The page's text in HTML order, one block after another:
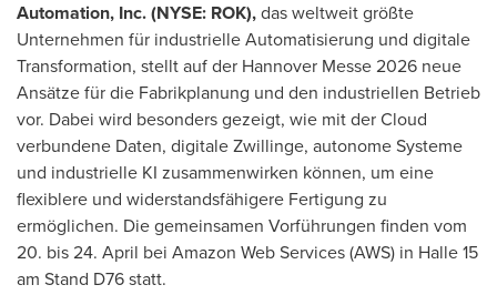
Automation, Inc. (NYSE: ROK),das weltweit größte
Unternehmen für industrielle Automatisierung und digitale
Transformation, stellt auf der Hannover Messe 2026 neue
Ansätze für die Fabrikplanung und den industriellen Betrieb
vor. Dabei wird besonders gezeigt, wie mit der Cloud
verbundene Daten, digitale Zwillinge, autonome Systeme
und industrielle KI zusammenwirken können, um eine
flexiblere und widerstandsfähigere Fertigung zu
ermöglichen. Die gemeinsamen Vorführungen finden vom
20. bis 24. April bei Amazon Web Services (AWS) in Halle 15
am Stand D76 statt.